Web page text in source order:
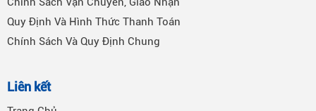
Quy Định Và Hình Thức Thanh Toán
Chính Sách Và Quy Định Chung
Liên kết